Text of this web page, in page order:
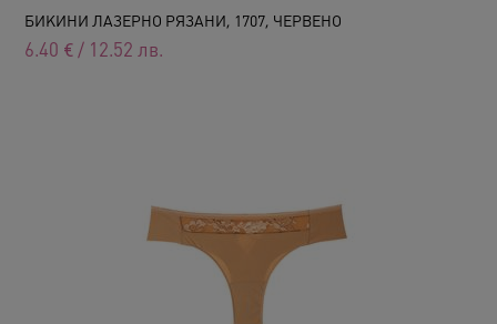
БИКИНИ ЛАЗЕРНО РЯЗАНИ, 1707, ЧЕРВЕНО
6.40 € / 12.52 лв.